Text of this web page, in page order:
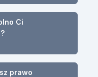
Ci
prawo